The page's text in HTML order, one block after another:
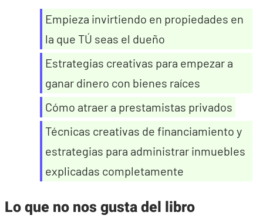
Empieza invirtiendo en propiedades en
la que TÚ seas el dueño
Estrategias creativas para empezar a
ganar dinero con bienes raíces
Cómo atraer a prestamistas privados
Técnicas creativas de financiamiento y
estrategias para administrar inmuebles
explicadas completamente
Lo que no nos gusta del libro